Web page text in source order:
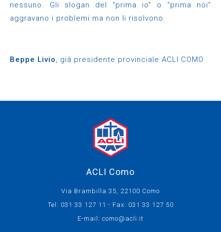
nessuno. Gli slogan del “prima io” o “prima noi”
aggravano i problemi ma non li risolvono.
Beppe Livio, già presidente provinciale ACLI COMO
ACLI Como
Via Brambilla 35, 22100 Como
Tel: 031 33 127 11 - Fax: 031 33 127 50
E-mail: como@acli.it